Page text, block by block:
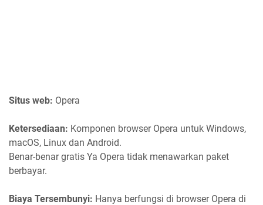
Situs web: Opera
Ketersediaan: Komponen browser Opera untuk Windows,
macOS, Linux dan Android.
Benar-benar gratis Ya Opera tidak menawarkan paket
berbayar.
Biaya Tersembunyi: Hanya berfungsi di browser Opera di